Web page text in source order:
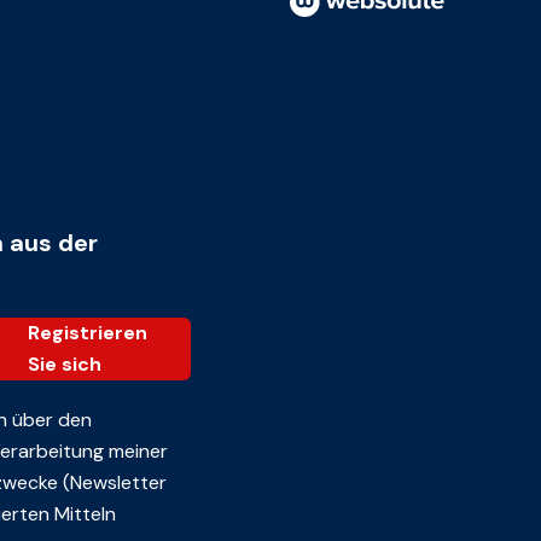
aus der
Registrieren
Sie sich
über den
meiner
(Newsletter
Mitteln